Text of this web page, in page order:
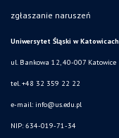
zgłaszanie naruszeń
Uniwersytet Śląski w Katowicach
ul. Bankowa 12, 40-007 Katowice
tel. +48 32 359 22 22
e-mail: info@us.edu.pl
NIP: 634-019-71-34